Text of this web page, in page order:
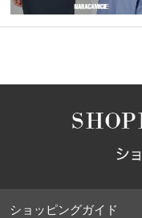
ショッピングガイド